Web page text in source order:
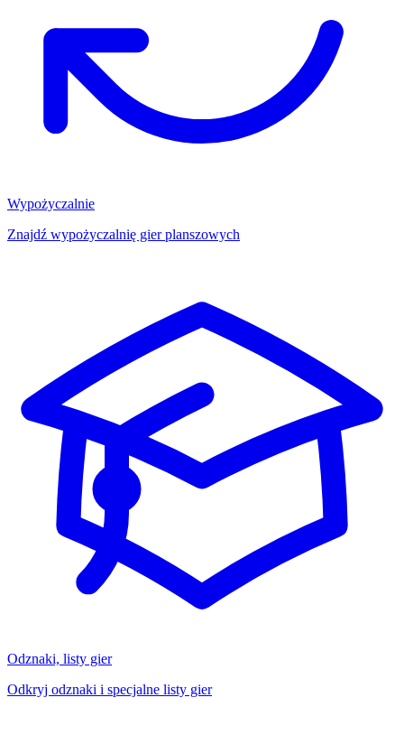
Wypożyczalnie
Znajdź wypożyczalnię gier planszowych
Odznaki, listy gier
Odkryj odznaki i specjalne listy gier